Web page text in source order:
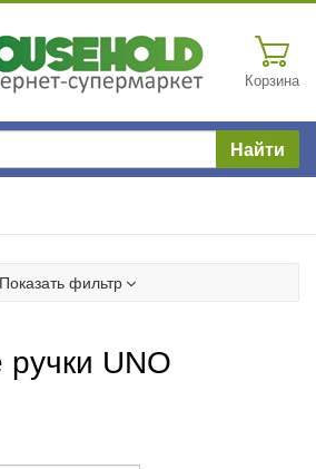
Корзина
Найти
Показать фильтр
UNO